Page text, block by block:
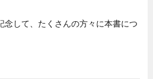
念して、たくさんの方々に本書につ